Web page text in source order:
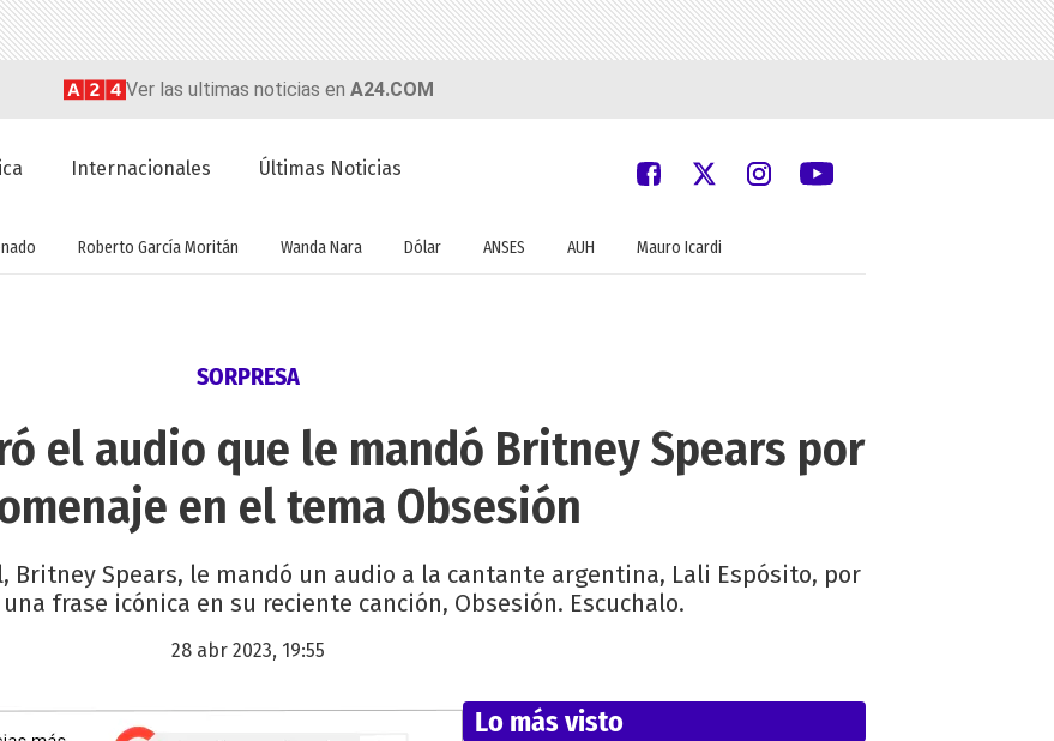
Ver las ultimas noticias en A24.COM
Internacionales Últimas Noticias
Roberto García Moritán Wanda Nara Dólar ANSES AUH Mauro Icardi
SORPRESA
el audio que le mandó Britney Spears por
en el tema Obsesión
Britney Spears, le mandó un audio a la cantante argentina, Lali Espósito, por
frase icónica en su reciente canción, Obsesión. Escuchalo.
28 abr 2023, 19:55
Lo más visto